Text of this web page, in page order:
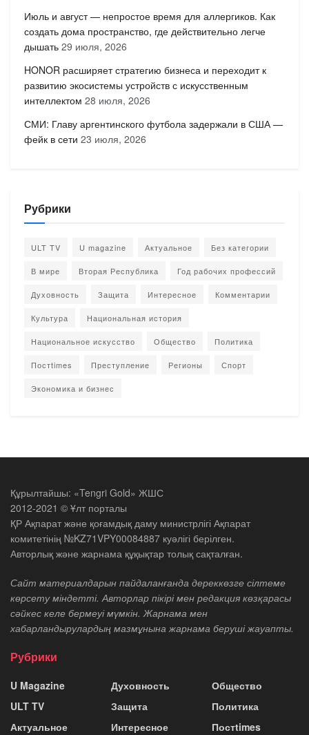
Июль и август — непростое время для аллергиков. Как
создать дома пространство, где действительно легче
дышать 29 июля, 2026
HONOR расширяет стратегию бизнеса и переходит к
развитию экосистемы устройств с искусственным
интеллектом 28 июля, 2026
СМИ: Главу аргентинского футбола задержали в США —
фейк в сети 23 июля, 2026
Рубрики
ULT TV U magazine Актуальное Без категории
В мире Вторая Республика Год рабочих профессий
Духовность Защита Интересное Комментарии
Культура Национальная история
Национальное искусство Общество Политика
Постtimes Преступление Регионы Спорт
Экономика и бизнес
Құрылтайшы: «Tengri Gold» ЖШС
2012-2021 © Ұлт порталы
ҚР Ақпарат және қоғамдық даму министрлігі Ақпарат
комитетінің №KZ71VPY00084887 куәлігі берілген.
Авторлық және жарнама құқықтар толық сақталған.
Сайт материалдарын пайдаланғанда дереккөзге сілтеме
көрсету міндетті. Авторлар пікірі мен редакция көзқарасы
сәйкес келе бермеуі мүмкін. Жарнама мен
хабарландырулардың мазмұнына жарнама беруші жауапты.
Рубрики
U Magazine
ULT TV
Актуальное
Духовность
Защита
Интересное
Общество
Политика
Постtimes